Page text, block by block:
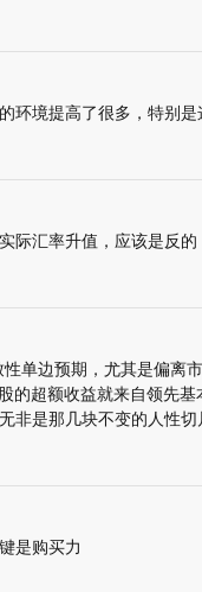
环境提高了很多，特别是
际汇率升值，应该是反的
单边预期，尤其是偏离
超额收益就来自领先基
非是那几块不变的人性切
是购买力